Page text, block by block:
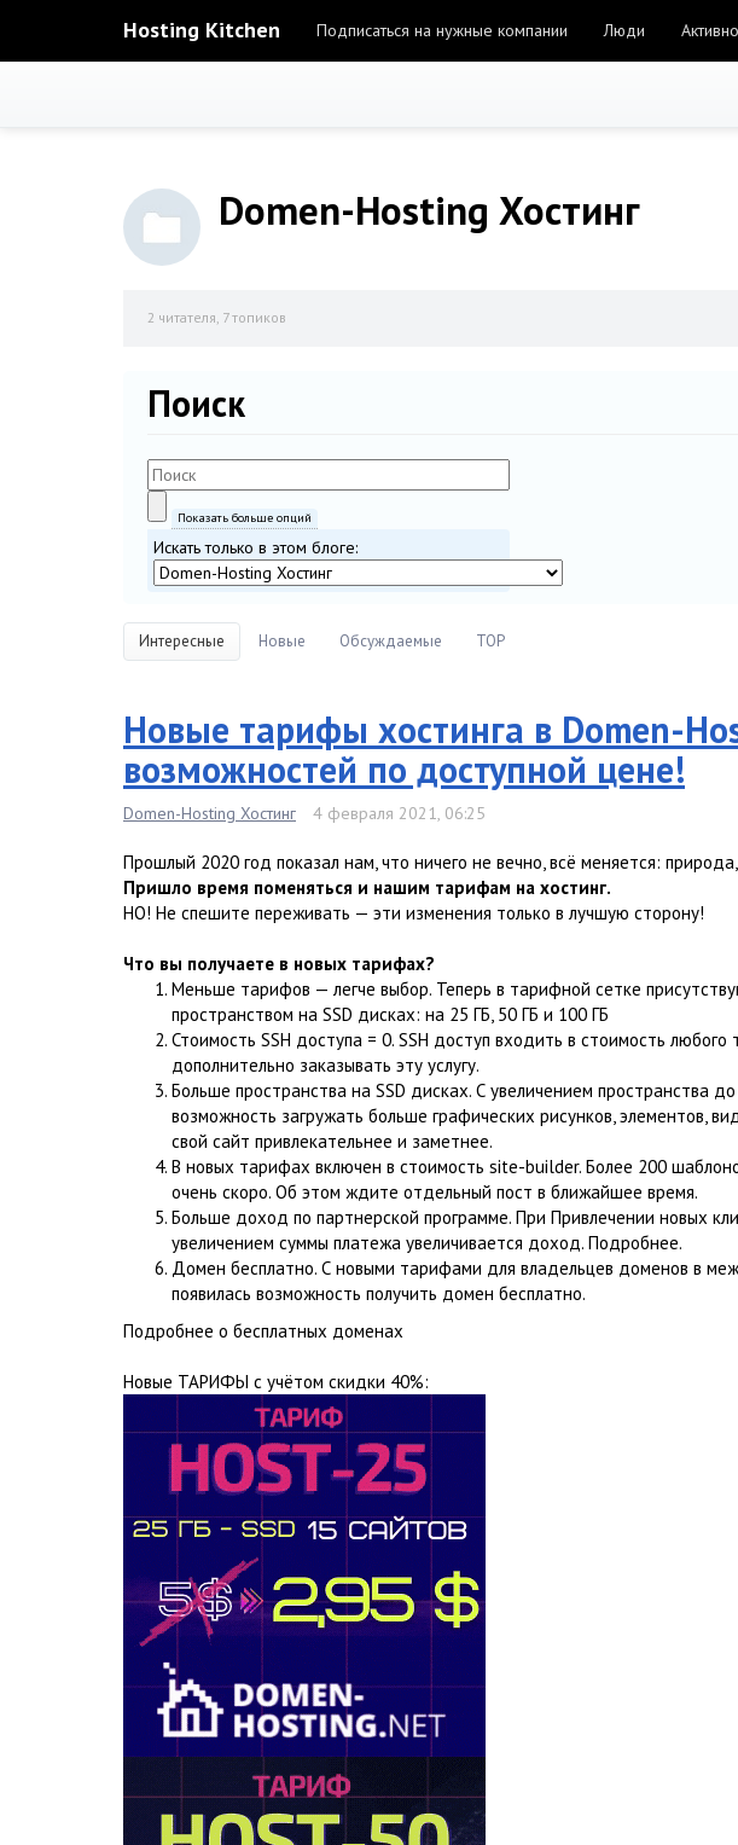
Hosting Kitchen Подписаться на нужные компании Люди
Domen-Hosting Хостинг
2 читателя, 7 топиков
Поиск
Показать больше опций
Искать только в этом блоге:
Интересные Новые Обсуждаемые TOP
Новые тарифы хостинга в Domen-
возможностей по доступной цене!
Domen-Hosting Хостинг 4 февраля 2021, 06:25
Прошлый 2020 год показал нам, что ничего не вечно, всё меняется:
Пришло время поменяться и нашим тарифам на хостинг.
НО! Не спешите переживать — эти изменения только в лучшую сторону!
Что вы получаете в новых тарифах?
Меньше тарифов — легче выбор. Теперь в тарифной сетке
пространством на SSD дисках: на 25 ГБ, 50 ГБ и 100 ГБ
Стоимость SSH доступа = 0. SSH доступ входить в стоимость
дополнительно заказывать эту услугу.
Больше пространства на SSD дисках. С увеличением пространства
возможность загружать больше графических рисунков, элементов,
свой сайт привлекательнее и заметнее.
В новых тарифах включен в стоимость site-builder. Более 200
очень скоро. Об этом ждите отдельный пост в ближайшее время.
Больше доход по партнерской программе. При Привлечении новых
увеличением суммы платежа увеличивается доход. Подробнее.
Домен бесплатно. С новыми тарифами для владельцев доменов в
появилась возможность получить домен бесплатно.
Подробнее о бесплатных доменах
Новые ТАРИФЫ с учётом скидки 40%: